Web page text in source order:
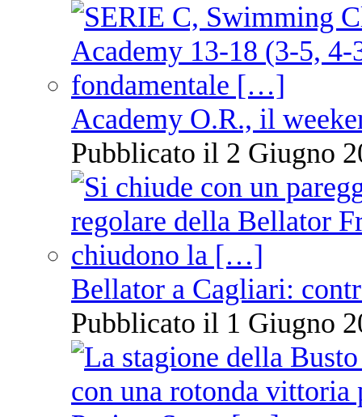
Academy O.R., il
Pubblicato il 2 Giugno
Bellator a Cagliari:
Pubblicato il 1 Giugno